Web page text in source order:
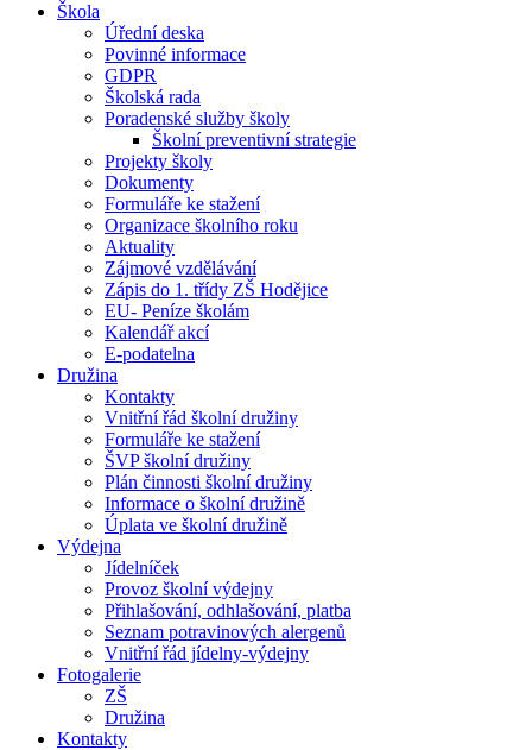
Škola
Úřední deska
Povinné informace
GDPR
Školská rada
Poradenské služby školy
Školní preventivní strategie
Projekty školy
Dokumenty
Formuláře ke stažení
Organizace školního roku
Aktuality
Zájmové vzdělávání
Zápis do 1. třídy ZŠ Hodějice
EU- Peníze školám
Kalendář akcí
E-podatelna
Družina
Kontakty
Vnitřní řád školní družiny
Formuláře ke stažení
ŠVP školní družiny
Plán činnosti školní družiny
Informace o školní družině
Úplata ve školní družině
Výdejna
Jídelníček
Provoz školní výdejny
Přihlašování, odhlašování, platba
Seznam potravinových alergenů
Vnitřní řád jídelny-výdejny
Fotogalerie
ZŠ
Družina
Kontakty